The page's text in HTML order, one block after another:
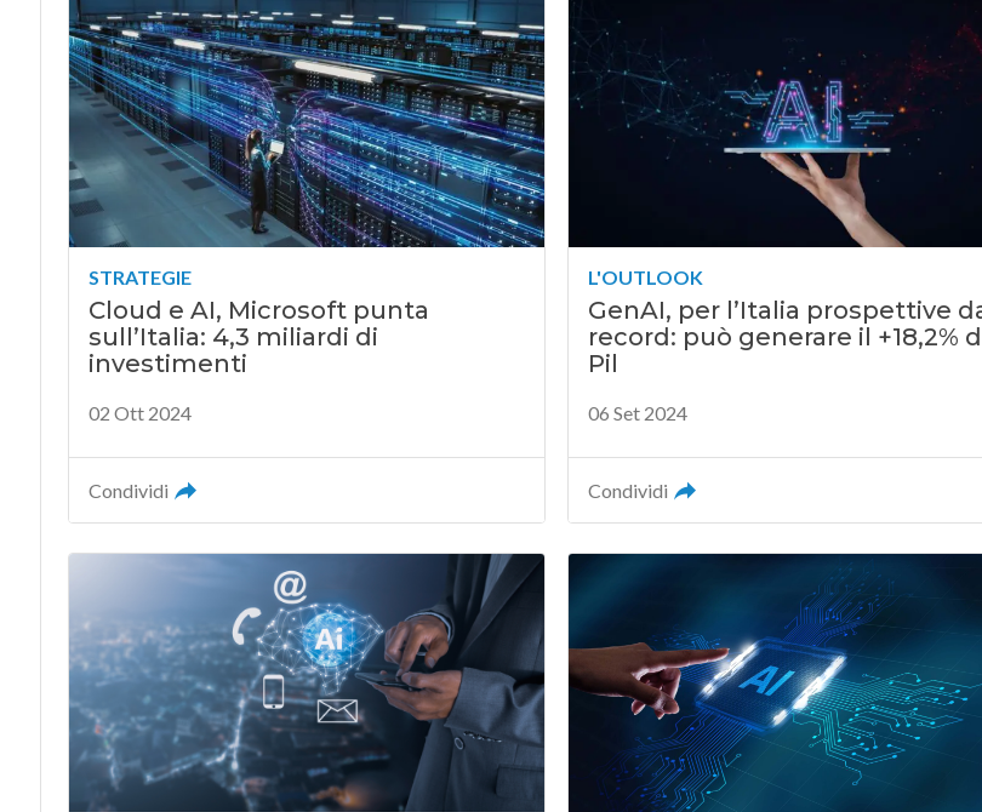
forze
04 Dic 2025
STRATEGIE
Cloud e AI, Microsoft punta
sull’Italia: 4,3 miliardi di
investimenti
02 Ott 2024
Condividi
L'OUTLOOK
GenAI, per l’Italia prospettive
record: può generare il +18,2%
Pil
06 Set 2024
Condividi